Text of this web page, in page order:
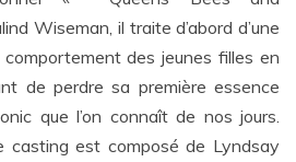
Wiseman, il traite d’abord d’une
des jeunes filles en
de perdre sa première essence
que l’on connaît de nos jours.
casting est composé de Lyndsay